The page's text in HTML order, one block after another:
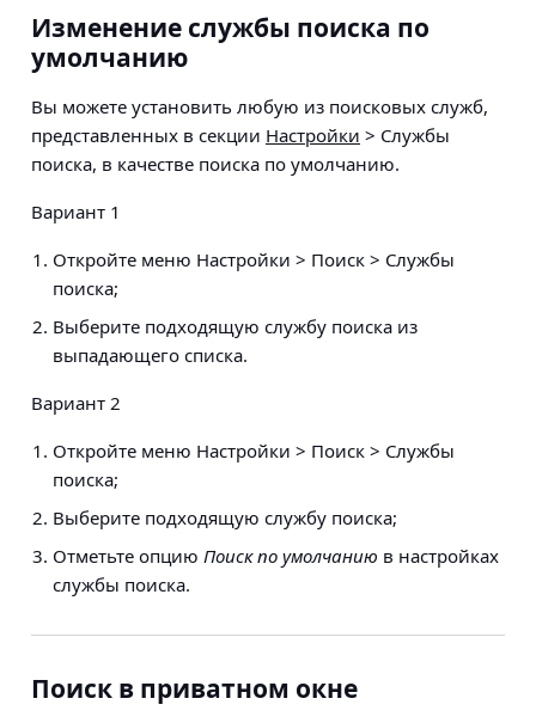
Изменение службы поиска по
умолчанию
Вы можете установить любую из поисковых служб,
представленных в секции Настройки > Службы
поиска, в качестве поиска по умолчанию.
Вариант 1
Откройте меню Настройки > Поиск > Службы
поиска;
Выберите подходящую службу поиска из
выпадающего списка.
Вариант 2
Откройте меню Настройки > Поиск > Службы
поиска;
Выберите подходящую службу поиска;
Отметьте опцию Поиск по умолчанию в настройках
службы поиска.
Поиск в приватном окне